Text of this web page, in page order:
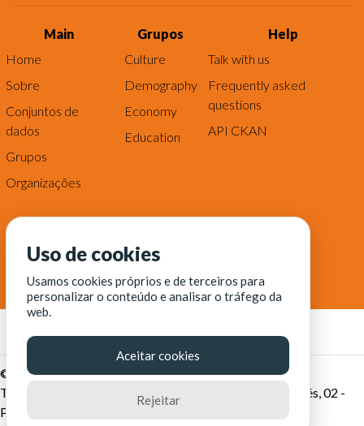
Main
Home
Sobre
Conjuntos de
dados
Grupos
Organizações
Grupos
Culture
Demography
Economy
Education
Help
Talk with us
Frequently asked
questions
API CKAN
© Fortaleza Digital || CITINOVA - Fundação de Ciência,
Tecnologia e Inovação de Fortaleza - Rua dos Tremembés, 02 -
Praia de Iracema - Fortaleza-CE
Uso de cookies
Usamos cookies próprios e de terceiros para
personalizar o conteúdo e analisar o tráfego da
web.
Aceitar cookies
Rejeitar